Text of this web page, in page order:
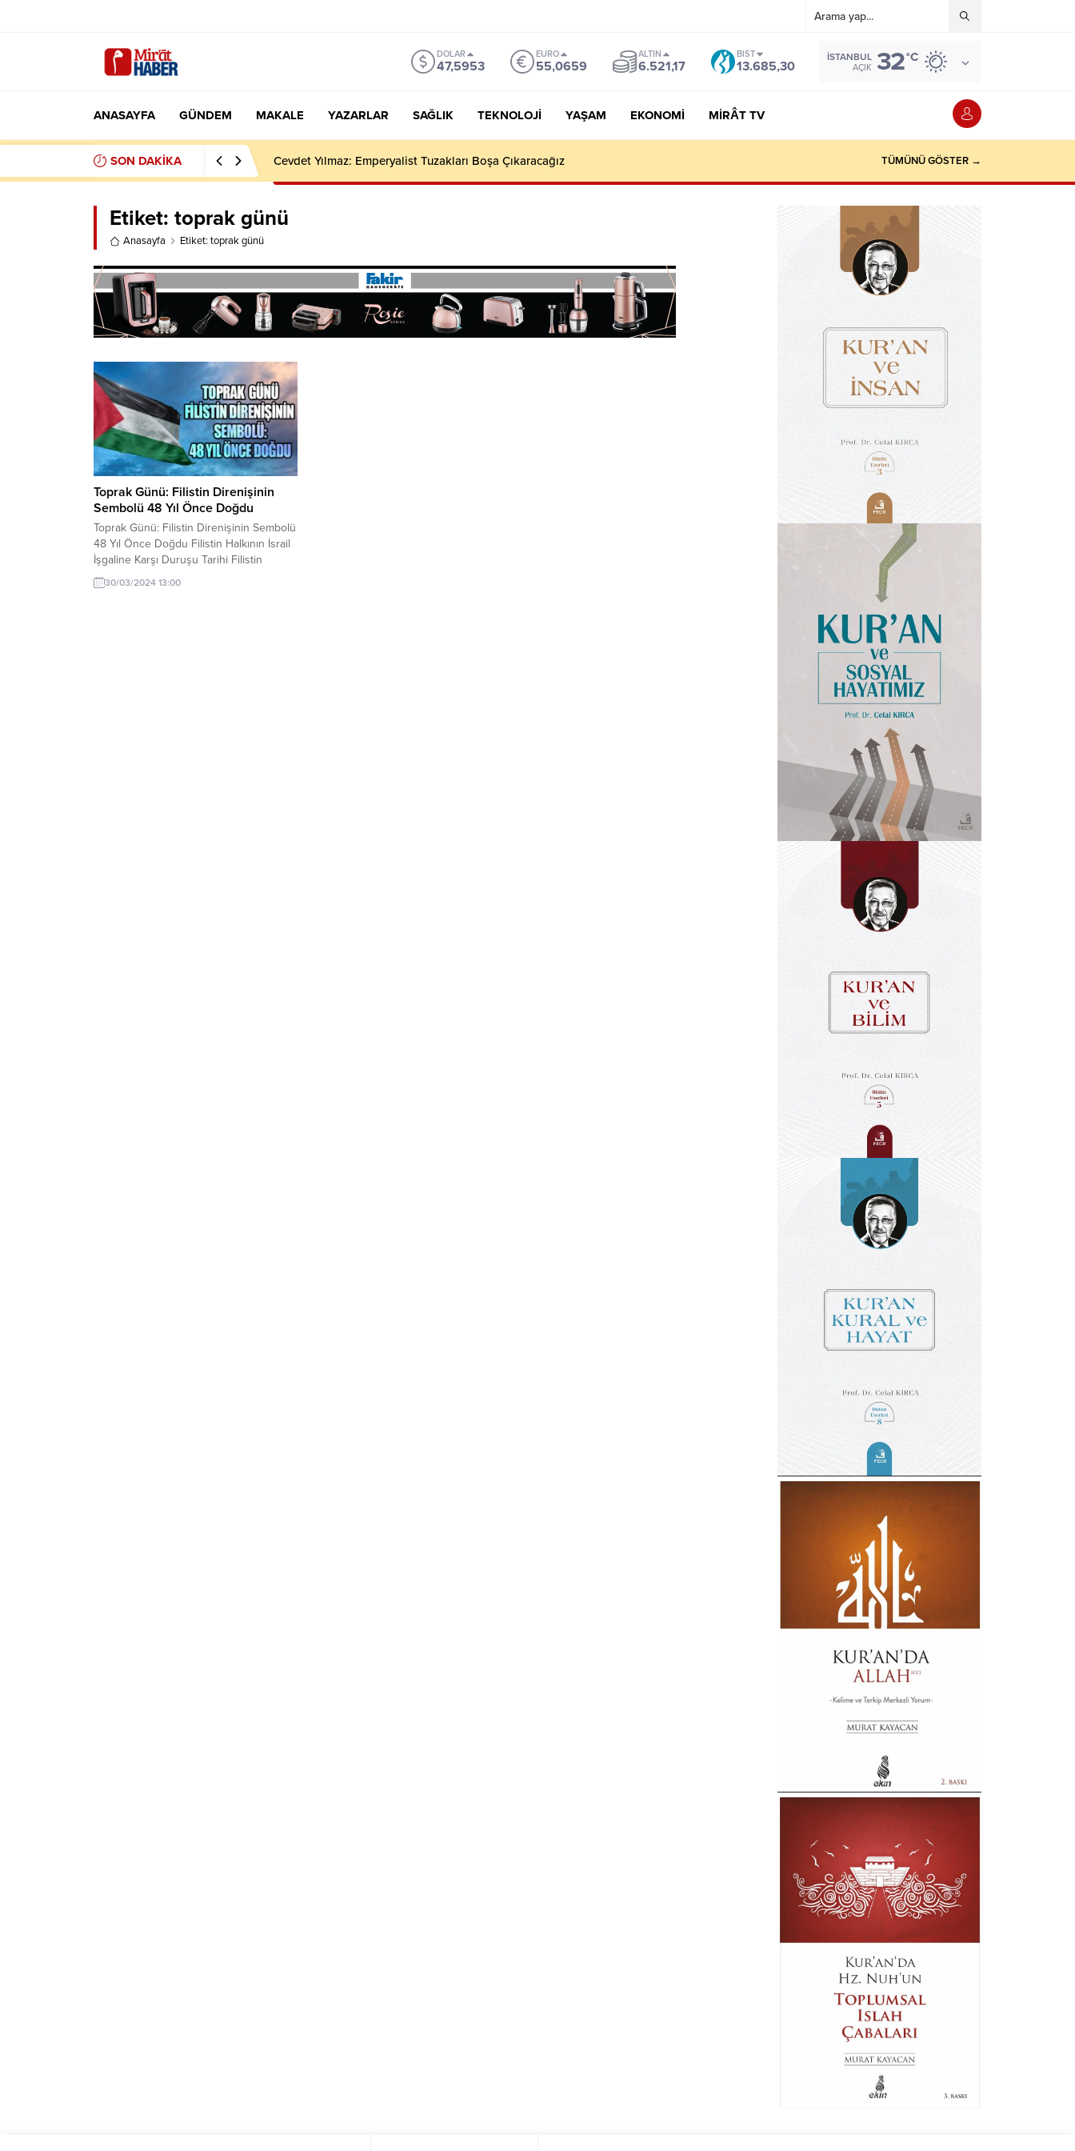
DOLAR
47,5953
EURO
55,0659
ALTIN
6.521,17
BIST
13.685,30
İSTANBUL
AÇIK 32°C
ANASAYFA GÜNDEM MAKALE YAZARLAR SAĞLIK TEKNOLOJI YAŞAM EKONOMI MIRÂT TV
SON DAKİKA Cevdet Yılmaz: Emperyalist Tuzakları Boşa Çıkaracağız TÜMÜNÜ GÖSTER →
Etiket: toprak günü
Anasayfa Etiket: toprak günü
Toprak Günü: Filistin Direnişinin
Sembolü 48 Yıl Önce Doğdu
Toprak Günü: Filistin Direnişinin Sembolü
48 Yıl Önce Doğdu Filistin Halkının İsrail
İşgaline Karşı Duruşu Tarihi Filistin
toprakları, yıllardır İsrail’in işgaline maruz
kalmıştır. Ancak Filistin halkı, bu işgale
30/03/2024 13:00